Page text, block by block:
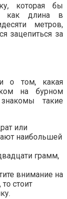
которая бы
как длина в
метров,
зацепиться за
и о том, какая
на бурном
такие
или
наибольшей
грамм,
внимание на
стоит